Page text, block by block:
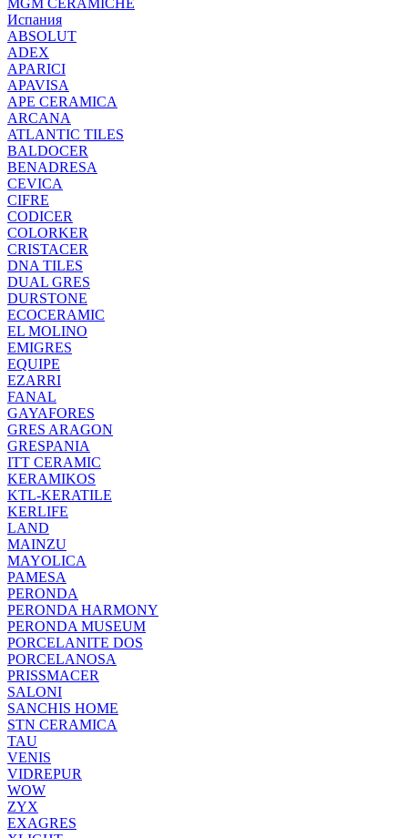
MGM CERAMICHE
Испания
ABSOLUT
ADEX
APARICI
APAVISA
APE CERAMICA
ARCANA
ATLANTIC TILES
BALDOCER
BENADRESA
CEVICA
CIFRE
CODICER
COLORKER
CRISTACER
DNA TILES
DUAL GRES
DURSTONE
ECOCERAMIC
EL MOLINO
EMIGRES
EQUIPE
EZARRI
FANAL
GAYAFORES
GRES ARAGON
GRESPANIA
ITT CERAMIC
KERAMIKOS
KTL-KERATILE
KERLIFE
LAND
MAINZU
MAYOLICA
PAMESA
PERONDA
PERONDA HARMONY
PERONDA MUSEUM
PORCELANITE DOS
PORCELANOSA
PRISSMACER
SALONI
SANCHIS HOME
STN CERAMICA
TAU
VENIS
VIDREPUR
WOW
ZYX
EXAGRES